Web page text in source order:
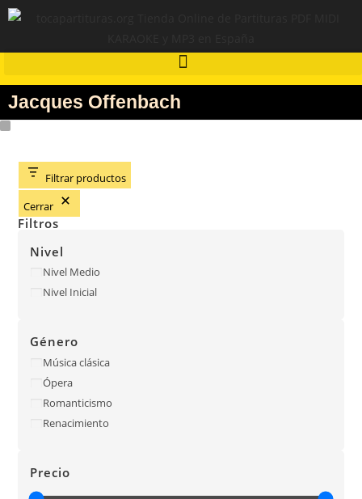
Jacques Offenbach
Filtrar productos
Cerrar
Filtros
Nivel
Nivel Medio
Nivel Inicial
Género
Música clásica
Ópera
Romanticismo
Renacimiento
Precio